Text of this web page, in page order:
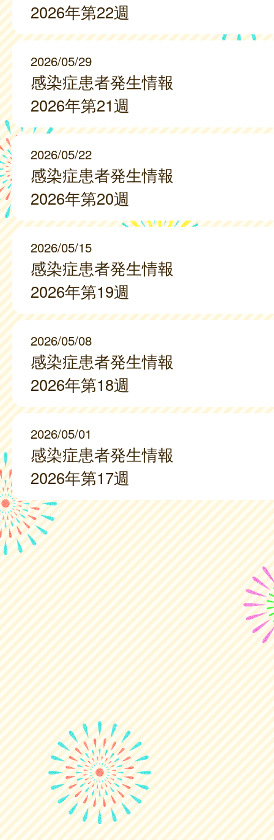
2026年第22週
2026/05/29
感染症患者発生情報
2026年第21週
2026/05/22
感染症患者発生情報
2026年第20週
2026/05/15
感染症患者発生情報
2026年第19週
2026/05/08
感染症患者発生情報
2026年第18週
2026/05/01
感染症患者発生情報
2026年第17週